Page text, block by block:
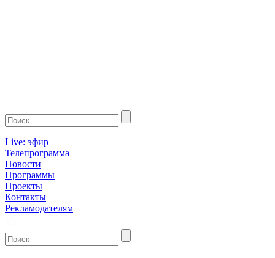
Live: эфир
Телепрограмма
Новости
Программы
Проекты
Контакты
Рекламодателям